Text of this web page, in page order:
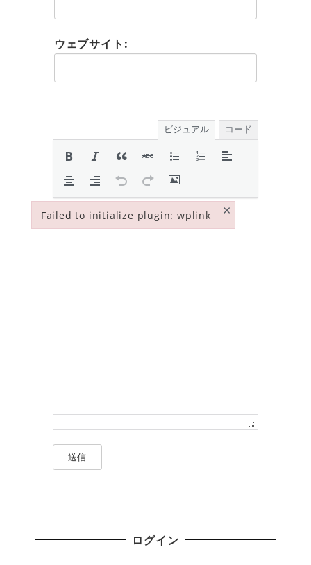
ウェブサイト:
ビジュアル コード
送信
ログイン
Failed to initialize plugin: wplink ×
Failed to initialize plugin: wplink